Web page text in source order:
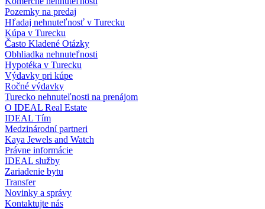
Pozemky na predaj
Hľadaj nehnuteľnosť v Turecku
Kúpa v Turecku
Často Kladené Otázky
Obhliadka nehnuteľnosti
Hypotéka v Turecku
Výdavky pri kúpe
Ročné výdavky
Turecko nehnuteľnosti na prenájom
O IDEAL Real Estate
IDEAL Tím
Medzinárodní partneri
Kaya Jewels and Watch
Právne informácie
IDEAL služby
Zariadenie bytu
Transfer
Novinky a správy
Kontaktujte nás